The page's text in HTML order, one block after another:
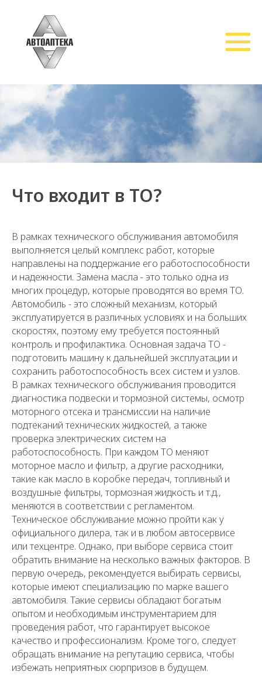
Что входит в ТО?
В рамках технического обслуживания автомобиля
выполняется целый комплекс работ, которые
направлены на поддержание его работоспособности
и надежности. Замена масла - это только одна из
многих процедур, которые проводятся во время ТО.
Автомобиль - это сложный механизм, который
эксплуатируется в различных условиях и на больших
скоростях, поэтому ему требуется постоянный
контроль и профилактика. Основная задача ТО -
подготовить машину к дальнейшей эксплуатации и
сохранить работоспособность всех систем и узлов.
В рамках технического обслуживания проводится
диагностика подвески и тормозной системы, осмотр
моторного отсека и трансмиссии на наличие
подтеканий технических жидкостей, а также
проверка электрических систем на
работоспособность. При каждом ТО меняют
моторное масло и фильтр, а другие расходники,
такие как масло в коробке передач, топливный и
воздушные фильтры, тормозная жидкость и т.д.,
меняются в соответствии с регламентом.
Техническое обслуживание можно пройти как у
официального дилера, так и в любом автосервисе
или техцентре. Однако, при выборе сервиса стоит
обратить внимание на несколько важных факторов. В
первую очередь, рекомендуется выбирать сервисы,
которые имеют специализацию по марке вашего
автомобиля. Такие сервисы обладают богатым
опытом и необходимым инструментарием для
проведения работ, что гарантирует высокое
качество и профессионализм. Кроме того, следует
обращать внимание на репутацию сервиса, чтобы
избежать неприятных сюрпризов в будущем.